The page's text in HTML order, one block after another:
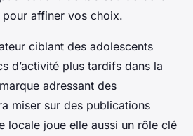
affiner vos choix.
ciblant des adolescents
d’activité plus tardifs dans la
adressant des
miser sur des publications
locale joue elle aussi un rôle clé